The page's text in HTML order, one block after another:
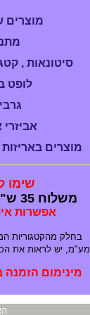
מוצרים
סיטונאות ,
לופט
אביזרי
מוצרים באריזות של 100
שימו
משלוח 35 ש"ח לכל הארץ
אפשרות
בחלק מהקטגוריות
מע"מ, יש לראות את
מינימום הזמנה